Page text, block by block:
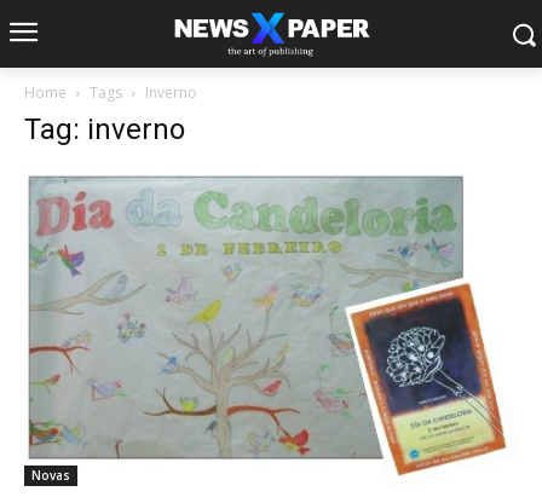
Home Tags Inverno
Tag: inverno
Novas